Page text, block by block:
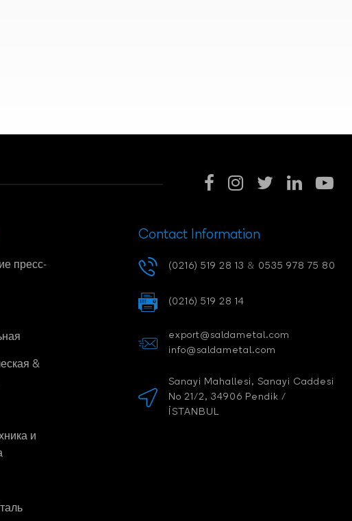
пресс-
&
и
Contact Information
(0216) 519 28 13 & 0535 978 75 80
(0216) 519 28 14
export@saldametal.com
info@saldametal.com
Sanayi Mahallesi, Sanayi Caddesi
No 21/2, 34906 Pendik /
İSTANBUL